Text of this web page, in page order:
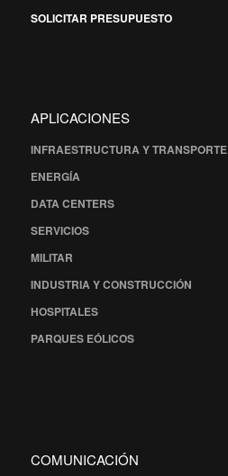
SOLICITAR PRESUPUESTO
APLICACIONES
INFRAESTRUCTURA Y TRANSPORTE
ENERGÍA
DATA CENTERS
SERVICIOS
MILITAR
INDUSTRIA Y CONSTRUCCIÓN
HOSPITALES
PARQUES EÓLICOS
COMUNICACIÓN